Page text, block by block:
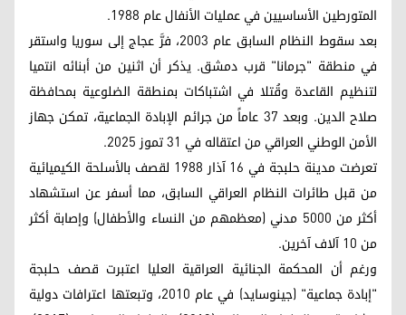
المتورطين الأساسيين في عمليات الأنفال عام 1988.
بعد سقوط النظام السابق عام 2003، فرَّ عجاج إلى سوريا واستقر
في منطقة "جرمانا" قرب دمشق. يذكر أن اثنين من أبنائه انتميا
لتنظيم القاعدة وقُتلا في اشتباكات بمنطقة الضلوعية بمحافظة
صلاح الدين. وبعد 37 عاماً من جرائم الإبادة الجماعية، تمكن جهاز
الأمن الوطني العراقي من اعتقاله في 31 تموز 2025.
تعرضت مدينة حلبجة في 16 آذار 1988 لقصف بالأسلحة الكيميائية
من قبل طائرات النظام العراقي السابق، مما أسفر عن استشهاد
أكثر من 5000 مدني (معظمهم من النساء والأطفال) وإصابة أكثر
من 10 آلاف آخرين.
ورغم أن المحكمة الجنائية العراقية العليا اعتبرت قصف حلبجة
"إبادة جماعية" (جينوسايد) في عام 2010، وتبعتها اعترافات دولية